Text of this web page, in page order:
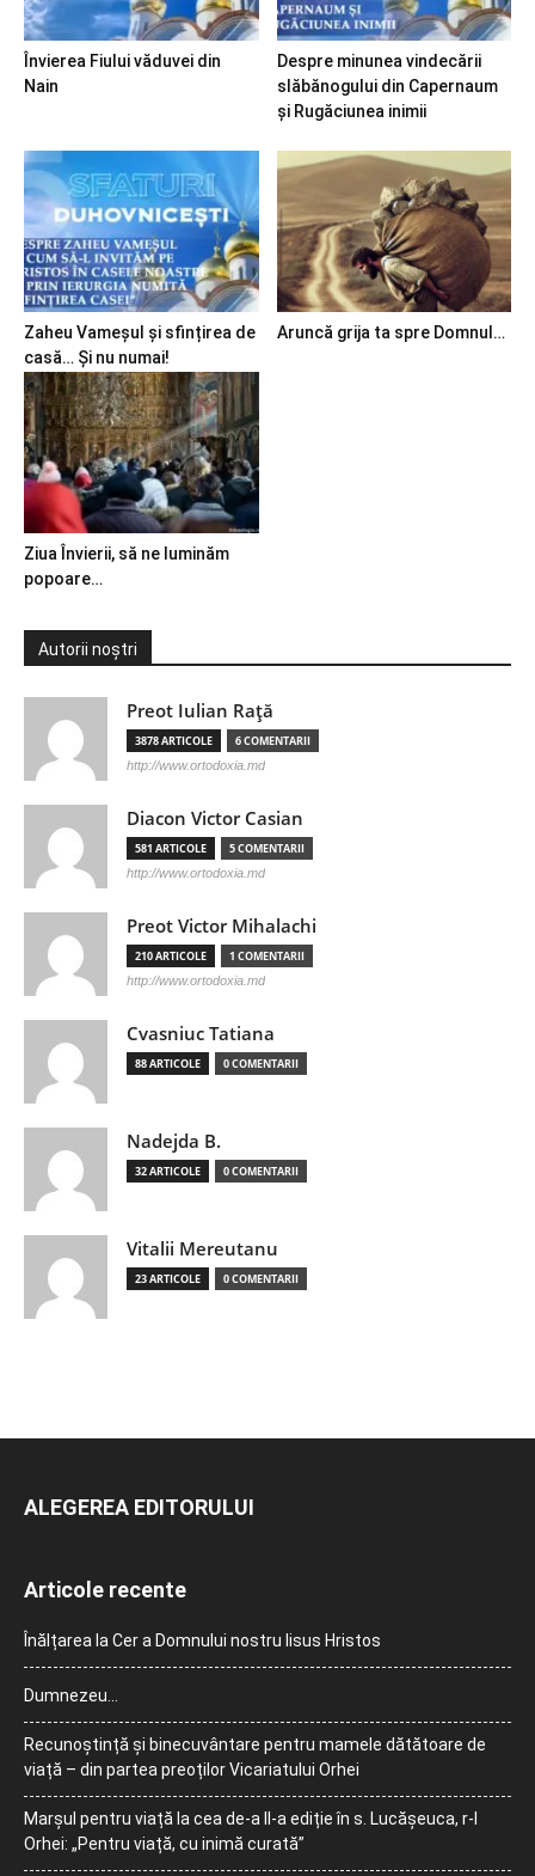
Învierea Fiului văduvei din
Nain
Despre minunea vindecării
slăbănogului din Capernaum
și Rugăciunea inimii
Zaheu Vameșul și sfințirea de
casă… Și nu numai!
Aruncă grija ta spre Domnul…
Ziua Învierii, să ne luminăm
popoare…
Autorii noștri
Preot Iulian Raţă
3878 ARTICOLE 6 COMENTARII
http://www.ortodoxia.md
Diacon Victor Casian
581 ARTICOLE 5 COMENTARII
http://www.ortodoxia.md
Preot Victor Mihalachi
210 ARTICOLE 1 COMENTARII
http://www.ortodoxia.md
Cvasniuc Tatiana
88 ARTICOLE 0 COMENTARII
Nadejda B.
32 ARTICOLE 0 COMENTARII
Vitalii Mereutanu
23 ARTICOLE 0 COMENTARII
ALEGEREA EDITORULUI
Articole recente
Înălțarea la Cer a Domnului nostru Iisus Hristos
Dumnezeu…
Recunoștință și binecuvântare pentru mamele dătătoare de
viață – din partea preoților Vicariatului Orhei
Marșul pentru viață la cea de-a II-a ediție în s. Lucășeuca, r-l
Orhei: „Pentru viață, cu inimă curată”